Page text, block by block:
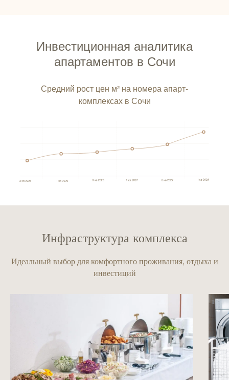
Инвестиционная аналитика
апартаментов в Сочи
Средний рост цен м² на номера апарт-
комплексах в Сочи
Инфраструктура комплекса
Идеальный выбор для комфортного проживания, отдыха и
инвестиций